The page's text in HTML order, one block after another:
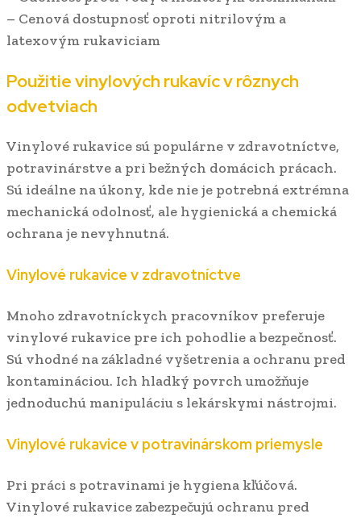
– Cenová dostupnosť oproti nitrilovým a
latexovým rukaviciam
Použitie vinylových rukavíc v rôznych
odvetviach
Vinylové rukavice sú populárne v zdravotníctve,
potravinárstve a pri bežných domácich prácach.
Sú ideálne na úkony, kde nie je potrebná extrémna
mechanická odolnosť, ale hygienická a chemická
ochrana je nevyhnutná.
Vinylové rukavice v zdravotníctve
Mnoho zdravotníckych pracovníkov preferuje
vinylové rukavice pre ich pohodlie a bezpečnosť.
Sú vhodné na základné vyšetrenia a ochranu pred
kontamináciou. Ich hladký povrch umožňuje
jednoduchú manipuláciu s lekárskymi nástrojmi.
Vinylové rukavice v potravinárskom priemysle
Pri práci s potravinami je hygiena kľúčová.
Vinylové rukavice zabezpečujú ochranu pred